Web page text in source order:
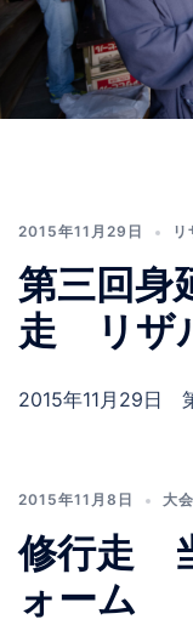
2015年11月29日 リ
第三回
走 リザ
2015年11月29日
2015年11月8日 大
修行走
ォーム